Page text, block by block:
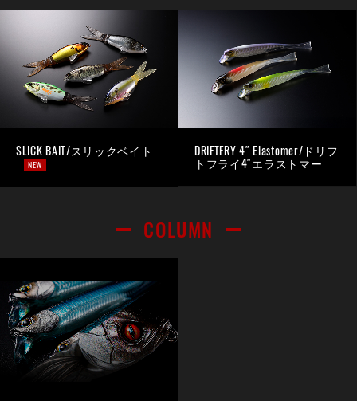
SLICK BAIT/スリックベイト
NEW
DRIFTFRY 4″ Elastomer/ドリフ
トフライ4″エラストマー
COLUMN